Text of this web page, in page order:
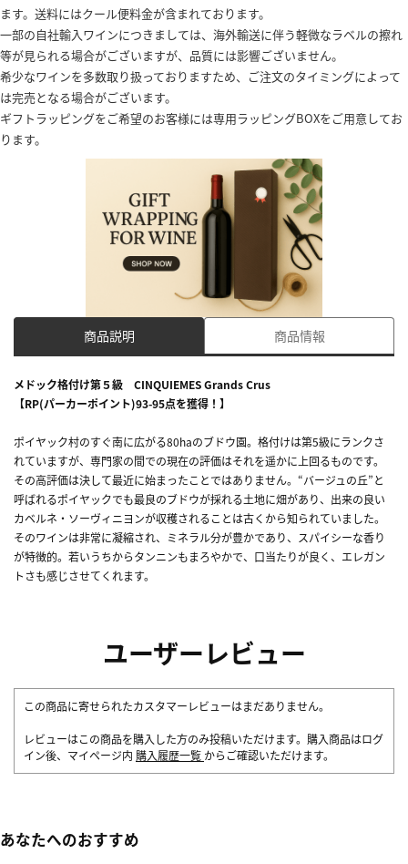
ます。送料にはクール便料金が含まれております。
一部の自社輸入ワインにつきましては、海外輸送に伴う軽微なラベルの擦れ
等が見られる場合がございますが、品質には影響ございません。
希少なワインを多数取り扱っておりますため、ご注文のタイミングによって
は完売となる場合がございます。
ギフトラッピングをご希望のお客様には専用ラッピングBOXをご用意してお
ります。
商品説明 商品情報
メドック格付け第５級 CINQUIEMES Grands Crus
【RP(パーカーポイント)93-95点を獲得！】
ポイヤック村のすぐ南に広がる80haのブドウ園。格付けは第5級にランクさ
れていますが、専門家の間での現在の評価はそれを遥かに上回るものです。
その高評価は決して最近に始まったことではありません。“バージュの丘”と
呼ばれるポイヤックでも最良のブドウが採れる土地に畑があり、出来の良い
カベルネ・ソーヴィニヨンが収穫されることは古くから知られていました。
そのワインは非常に凝縮され、ミネラル分が豊かであり、スパイシーな香り
が特徴的。若いうちからタンニンもまろやかで、口当たりが良く、エレガン
トさも感じさせてくれます。
ユーザーレビュー
この商品に寄せられたカスタマーレビューはまだありません。
レビューはこの商品を購入した方のみ投稿いただけます。購入商品はログ
イン後、マイページ内 購入履歴一覧 からご確認いただけます。
あなたへのおすすめ